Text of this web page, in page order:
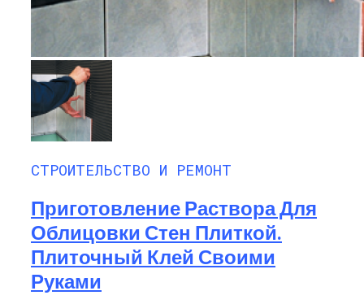
СТРОИТЕЛЬСТВО И РЕМОНТ
Приготовление Раствора Для
Облицовки Стен Плиткой.
Плиточный Клей Своими
Руками